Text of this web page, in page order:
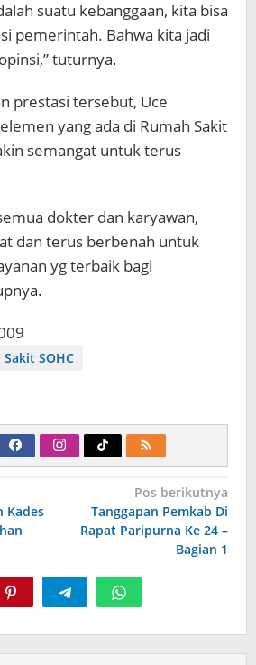
suatu kebanggaan, kita bisa
pemerintah. Bahwa kita jadi
tuturnya.
prestasi tersebut, Uce
yang ada di Rumah Sakit
semangat untuk terus
dokter dan karyawan,
dan terus berbenah untuk
yg terbaik bagi
Sakit SOHC
Kades
Pos berikutnya
Tanggapan Pemkab Di
Rapat Paripurna Ke 24 –
Bagian 1